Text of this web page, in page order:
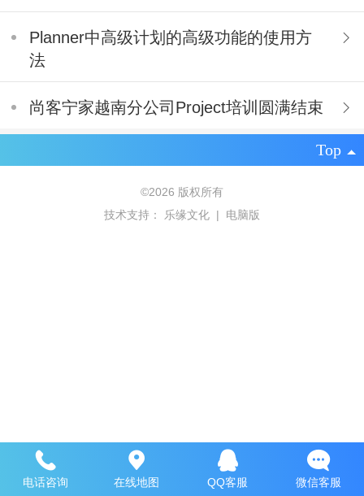
Planner中高级计划的高级功能的使用方
法
尚客宁家越南分公司Project培训圆满结束
Top
©2026 版权所有
技术支持：
乐缘文化 | 电脑版
电话咨询 在线地图 QQ客服 微信客服